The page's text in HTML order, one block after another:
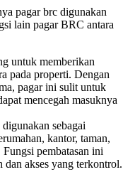
pagar brc digunakan
lain pagar BRC antara
untuk memberikan
pada properti. Dengan
pagar ini sulit untuk
mencegah masuknya
sebagai
kantor, taman,
pembatasan ini
dan akses yang terkontrol.